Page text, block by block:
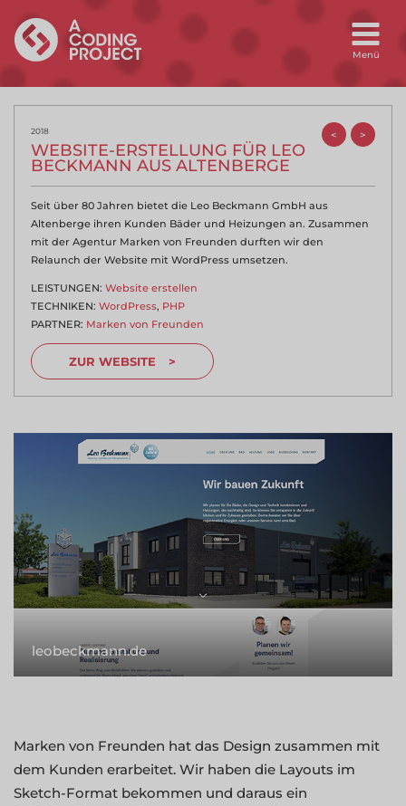
2018
WEBSITE-ERSTELLUNG FÜR LEO
BECKMANN AUS ALTENBERGE
< >
Seit über 80 Jahren bietet die Leo Beckmann GmbH aus
Altenberge ihren Kunden Bäder und Heizungen an. Zusammen
mit der Agentur Marken von Freunden durften wir den
Relaunch der Website mit WordPress umsetzen.
LEISTUNGEN: Website erstellen
TECHNIKEN: WordPress, PHP
PARTNER: Marken von Freunden
ZUR WEBSITE
Marken von Freunden hat das Design zusammen mit
dem Kunden erarbeitet. Wir haben die Layouts im
Sketch-Format bekommen und daraus ein
leobeckmann.de